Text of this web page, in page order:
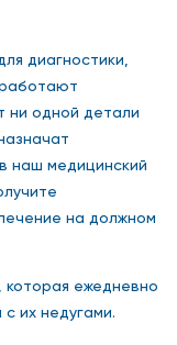
диагностики,
ни одной детали
наш медицинский
на должном
ежедневно
их недугами.